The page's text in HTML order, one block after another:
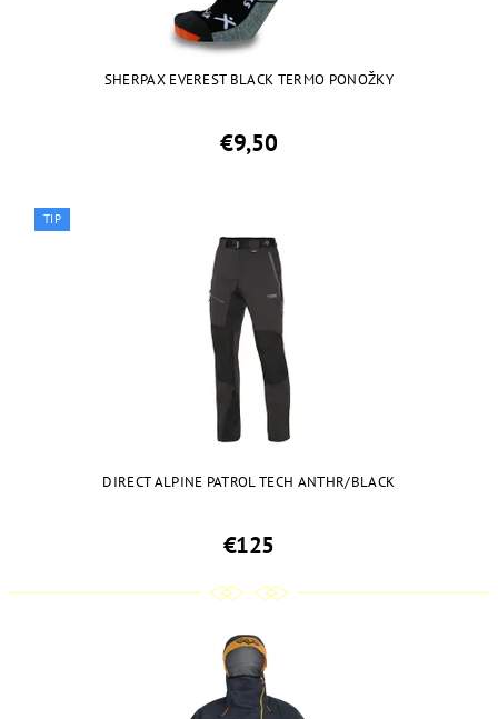
SHERPAX EVEREST BLACK TERMO PONOŽKY
€9,50
TIP
DIRECT ALPINE PATROL TECH ANTHR/BLACK
€125